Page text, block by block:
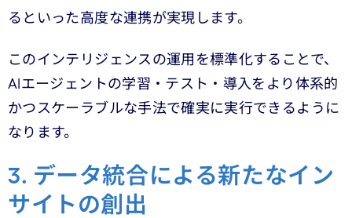
るといった高度な連携が実現します。
このインテリジェンスの運用を標準化することで、
AIエージェントの学習・テスト・導入をより体系的
かつスケーラブルな手法で確実に実行できるように
なります。
3. データ統合による新たなイン
サイトの創出